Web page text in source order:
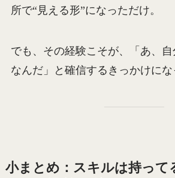
所で“見える形”になっただけ。
でも、その経験こそが、「あ、
なんだ」と確信するきっかけにな
小まとめ：スキルは持って